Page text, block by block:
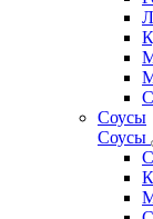
Соусы
Соусы